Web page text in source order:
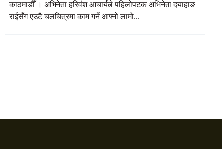
काठमाडौँ । अभिनेता हरिवंश आचार्यले पहिलोपटक अभिनेता दयाहाङ
राईसँग एउटै चलचित्रमा काम गर्ने आफ्नो लामो...